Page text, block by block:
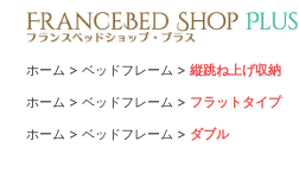
ホーム >ベッドフレーム >縦跳ね上げ収納
ホーム >ベッドフレーム > フラットタイプ
ホーム >ベッドフレーム > ダブル